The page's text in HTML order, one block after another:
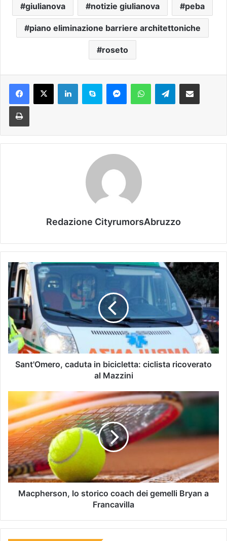
giulianova notizie giulianova peba
piano eliminazione barriere architettoniche
roseto
Telegram
Redazione CityrumorsAbruzzo
Sant'Omero, caduta in bicicletta: ciclista ricoverato
al Mazzini
Macpherson, lo storico coach dei gemelli Bryan a
Francavilla